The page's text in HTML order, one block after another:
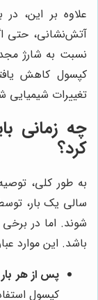
علاوه بر این،
آتش‌نشانی، حتی
نسبت به شارژ
کپسول کاهش
تغییرات شیمیایی
چه زمانی
کرد؟
به طور کلی،
سالی یک بار،
شوند. اما در برخی
باشد. این موارد
پس از هر بار
کپسول